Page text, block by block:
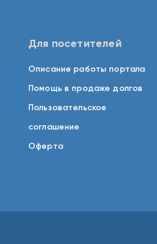
Для посетителей
Описание работы портала
Помощь в продаже долгов
Пользовательское
соглашение
Оферта